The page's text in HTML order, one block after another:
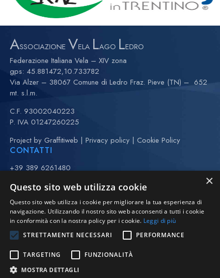
ASSOCIAZIONE VELA LAGO LEDRO
Federazione Italiana Vela – XIV zona
gps: 45.881472,10.733782
Via Alzer – 38067 Comune di Ledro Fraz. Pieve (TN) – 652
mt. s.l.m.
C.F. 93002040223
P. IVA 01247260225
Project by Graffitiweb | Privacy policy | Cookie Policy
CONTATTI
+39 389 6261480
(maggio-settembre)
vela@avll.it
regate@avll.it
scuolavela@avll.it
FOLLOW US
×
Questo sito web utilizza cookie
Questo sito web utilizza i cookie per migliorare la tua esperienza di
navigazione. Utilizzando il nostro sito web acconsenti a tutti i cookie
in conformità con la nostra policy per i cookie. Leggi di più
STRETTAMENTE NECESSARI
PERFORMANCE
TARGETING
FUNZIONALITÀ
MOSTRA DETTAGLI